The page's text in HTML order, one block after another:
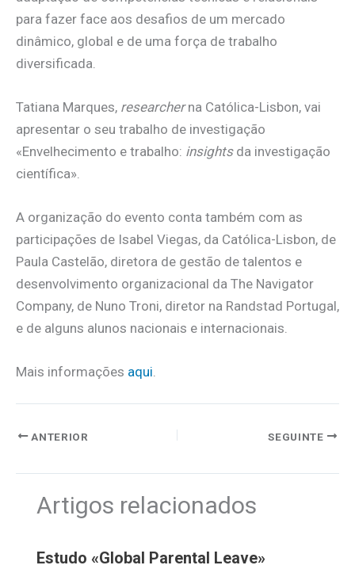
para fazer face aos desafios de um mercado
dinâmico, global e de uma força de trabalho
diversificada.
Tatiana Marques, researcherna Católica-Lisbon, vai
apresentar o seu trabalho de investigação
«Envelhecimento e trabalho: insights da investigação
científica».
A organização do evento conta também com as
participações de Isabel Viegas, da Católica-Lisbon, de
Paula Castelão, diretora de gestão de talentos e
desenvolvimento organizacional da The Navigator
Company, de Nuno Troni, diretor na Randstad Portugal,
e de alguns alunos nacionais e internacionais.
Mais informações aqui.
ANTERIOR SEGUINTE
Artigos relacionados
Estudo «Global Parental Leave»